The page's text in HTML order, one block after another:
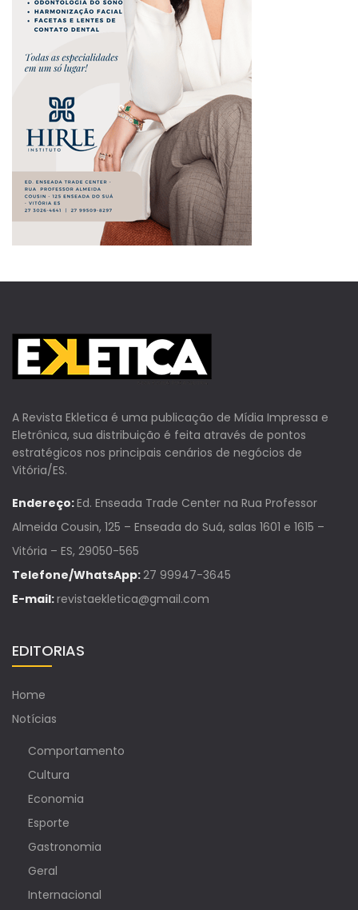
A Revista Ekletica é uma publicação de Mídia Impressa e
Eletrônica, sua distribuição é feita através de pontos
estratégicos nos principais cenários de negócios de
Vitória/ES.
Endereço:Ed. Enseada Trade Center na Rua Professor
Almeida Cousin, 125 – Enseada do Suá, salas 1601 e 1615 –
Vitória – ES, 29050-565
Telefone/WhatsApp:27 99947-3645
E-mail:revistaekletica@gmail.com
EDITORIAS
Home
Notícias
Comportamento
Cultura
Economia
Esporte
Gastronomia
Geral
Internacional